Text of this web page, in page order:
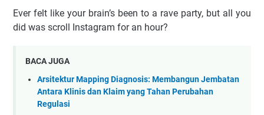
Ever felt like your brain’s been to a rave party, but all you
did was scroll Instagram for an hour?
BACA JUGA
Arsitektur Mapping Diagnosis: Membangun Jembatan
Antara Klinis dan Klaim yang Tahan Perubahan
Regulasi